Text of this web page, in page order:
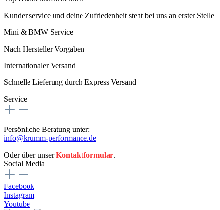
Kundenservice und deine Zufriedenheit steht bei uns an erster Stelle
Mini & BMW Service
Nach Hersteller Vorgaben
Internationaler Versand
Schnelle Lieferung durch Express Versand
Service
Persönliche Beratung unter:
info@krumm-performance.de
Oder über unserKontaktformular.
Social Media
Facebook
Instagram
Youtube